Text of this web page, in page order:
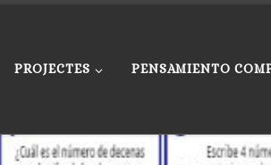
PROJECTES PENSAMIENTO